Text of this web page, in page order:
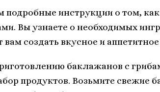
инструкции о том, как
Вы узнаете о необходимых
создать вкусное и
баклажанов с
продуктов. Возьмите свежие